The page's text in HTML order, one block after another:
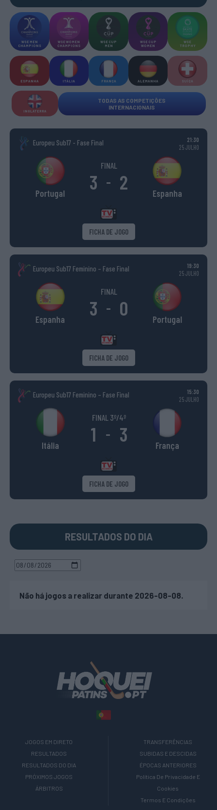
WSE MEN
CHAMPIONS
WSE WOMEN
CHAMPIONS
WSE CUP
MEN
WSE CUP
WOMEN
WSE
TROPHY
ESPANHA ITÁLIA FRANÇA ALEMANHA SUÍÇA
INGLATERRA
TODAS AS COMPETIÇÕES
INTERNACIONAIS
Europeu Sub17 - Fase Final
21:30
25 JULHO
Portugal
FINAL
3 - 2 Espanha
FICHA DE JOGO
Europeu Sub17 Feminino – Fase Final
19:30
25 JULHO
Espanha
FINAL
3 - 0 Portugal
FICHA DE JOGO
Europeu Sub17 Feminino – Fase Final
15:30
25 JULHO
Itália
FINAL 3º/4º
1 - 3 França
FICHA DE JOGO
RESULTADOS DO DIA
Não há jogos a realizar durante 2026-08-08.
JOGOS EM DIRETO
RESULTADOS
RESULTADOS DO DIA
PRÓXIMOS JOGOS
ÁRBITROS
TRANSFERÊNCIAS
SUBIDAS E DESCIDAS
ÉPOCAS ANTERIORES
Política De Privacidade E
Cookies
Termos E Condições